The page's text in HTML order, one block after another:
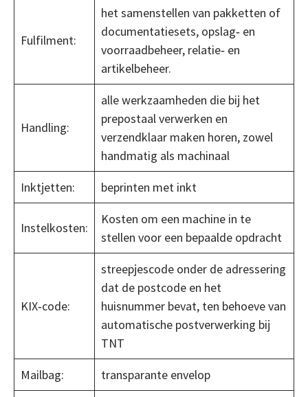
Fulfilment:
het samenstellen van pakketten of
documentatiesets, opslag‐ en
voorraadbeheer, relatie‐ en
artikelbeheer.
Handling:
alle werkzaamheden die bij het
prepostaal verwerken en
verzendklaar maken horen, zowel
handmatig als machinaal
Inktjetten:
beprinten met inkt
Instelkosten:
Kosten om een machine in te
stellen voor een bepaalde opdracht
KIX‐code:
streepjescode onder de adressering
dat de postcode en het
huisnummer bevat, ten behoeve van
automatische postverwerking bij
TNT
Mailbag:
transparante envelop